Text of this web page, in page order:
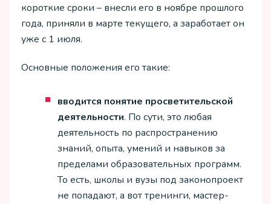
короткие сроки – внесли его в ноябре прошлого
года, приняли в марте текущего, а заработает он
уже с 1 июля.
Основные положения его такие:
вводится понятие просветительской
деятельности. По сути, это любая
деятельность по распространению
знаний, опыта, умений и навыков за
пределами образовательных программ.
То есть, школы и вузы под законопроект
не попадают, а вот тренинги, мастер-